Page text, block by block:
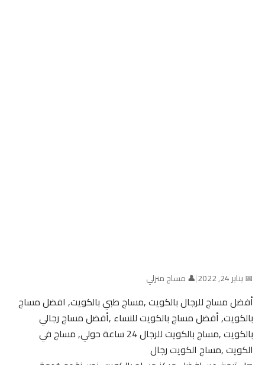
📅 يناير 24, 2022 |👤 مساج منزلي
أفضل مساج للرجال بالكويت ,مساج طبي بالكويت, افضل مساج
بالكويت, أفضل مساج بالكويت للنساء ,أفضل مساج رجالي
بالكويت ,مساج بالكويت للرجال 24 ساعة حولي, مساج في
الكويت ,مساج الكويت رجال